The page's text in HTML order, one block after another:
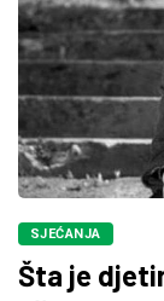
SJEĆANJA
Šta je